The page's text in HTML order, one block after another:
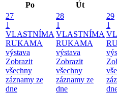
Po
Út
27
1
VLASTNÍMA
RUKAMA
výstava
Zobrazit
všechny
záznamy ze
dne
28
1
VLASTNÍMA
RUKAMA
výstava
Zobrazit
všechny
záznamy ze
dne
29
1